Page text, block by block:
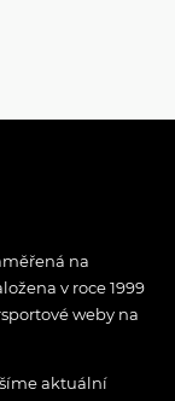
na
v roce 1999
weby na
aktuální